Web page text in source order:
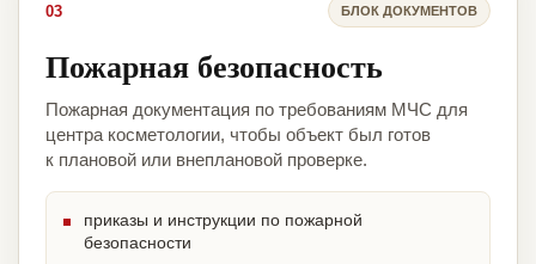
03 БЛОК ДОКУМЕНТОВ
Пожарная безопасность
Пожарная документация по требованиям МЧС для
центра косметологии, чтобы объект был готов
к плановой или внеплановой проверке.
приказы и инструкции по пожарной
безопасности